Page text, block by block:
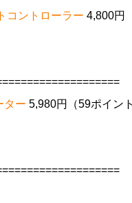
コントローラー 4,800円
ター 5,980円（59ポイン